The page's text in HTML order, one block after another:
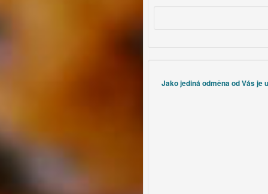
Jako jediná odměna od Vás je